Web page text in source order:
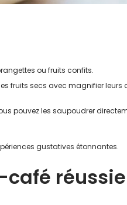
ou fruits confits.
fruits secs avec magnifier leurs
pouvez les saupoudrer
gustatives étonnantes.
café réussie